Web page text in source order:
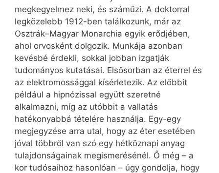
megkegyelmez neki, és száműzi. A doktorral
legközelebb 1912-ben találkozunk, már az
Osztrák–Magyar Monarchia egyik erődjében,
ahol orvosként dolgozik. Munkája azonban
kevésbé érdekli, sokkal jobban izgatják
tudományos kutatásai. Elsősorban az éterrel és
az elektromossággal kísérletezik. Az előbbit
például a hipnózissal együtt szeretné
alkalmazni, míg az utóbbit a vallatás
hatékonyabbá tételére használja. Egy-egy
megjegyzése arra utal, hogy az éter esetében
jóval többről van szó egy hétköznapi anyag
tulajdonságainak megismerésénél. Ő még – a
kor tudósaihoz hasonlóan – úgy gondolja, hogy